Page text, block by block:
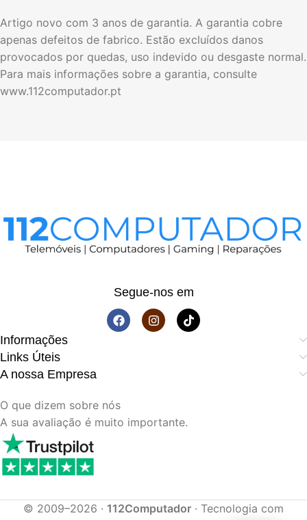
Artigo novo com 3 anos de garantia. A garantia cobre
apenas defeitos de fabrico. Estão excluídos danos
provocados por quedas, uso indevido ou desgaste normal.
Para mais informações sobre a garantia, consulte
www.112computador.pt
Segue-nos em
Informações
Links Úteis
A nossa Empresa
O que dizem sobre nós
A sua avaliação é muito importante.
© 2009–2026 · 112Computador · Tecnologia com